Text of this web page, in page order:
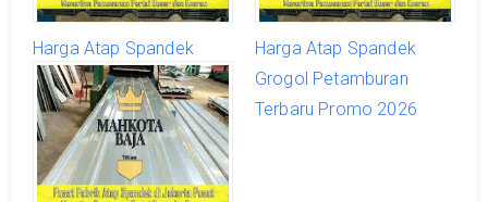
Harga Atap Spandek
Kebon Jeruk Terbaru
Promo 2026
Harga Atap Spandek
Grogol Petamburan
Terbaru Promo 2026